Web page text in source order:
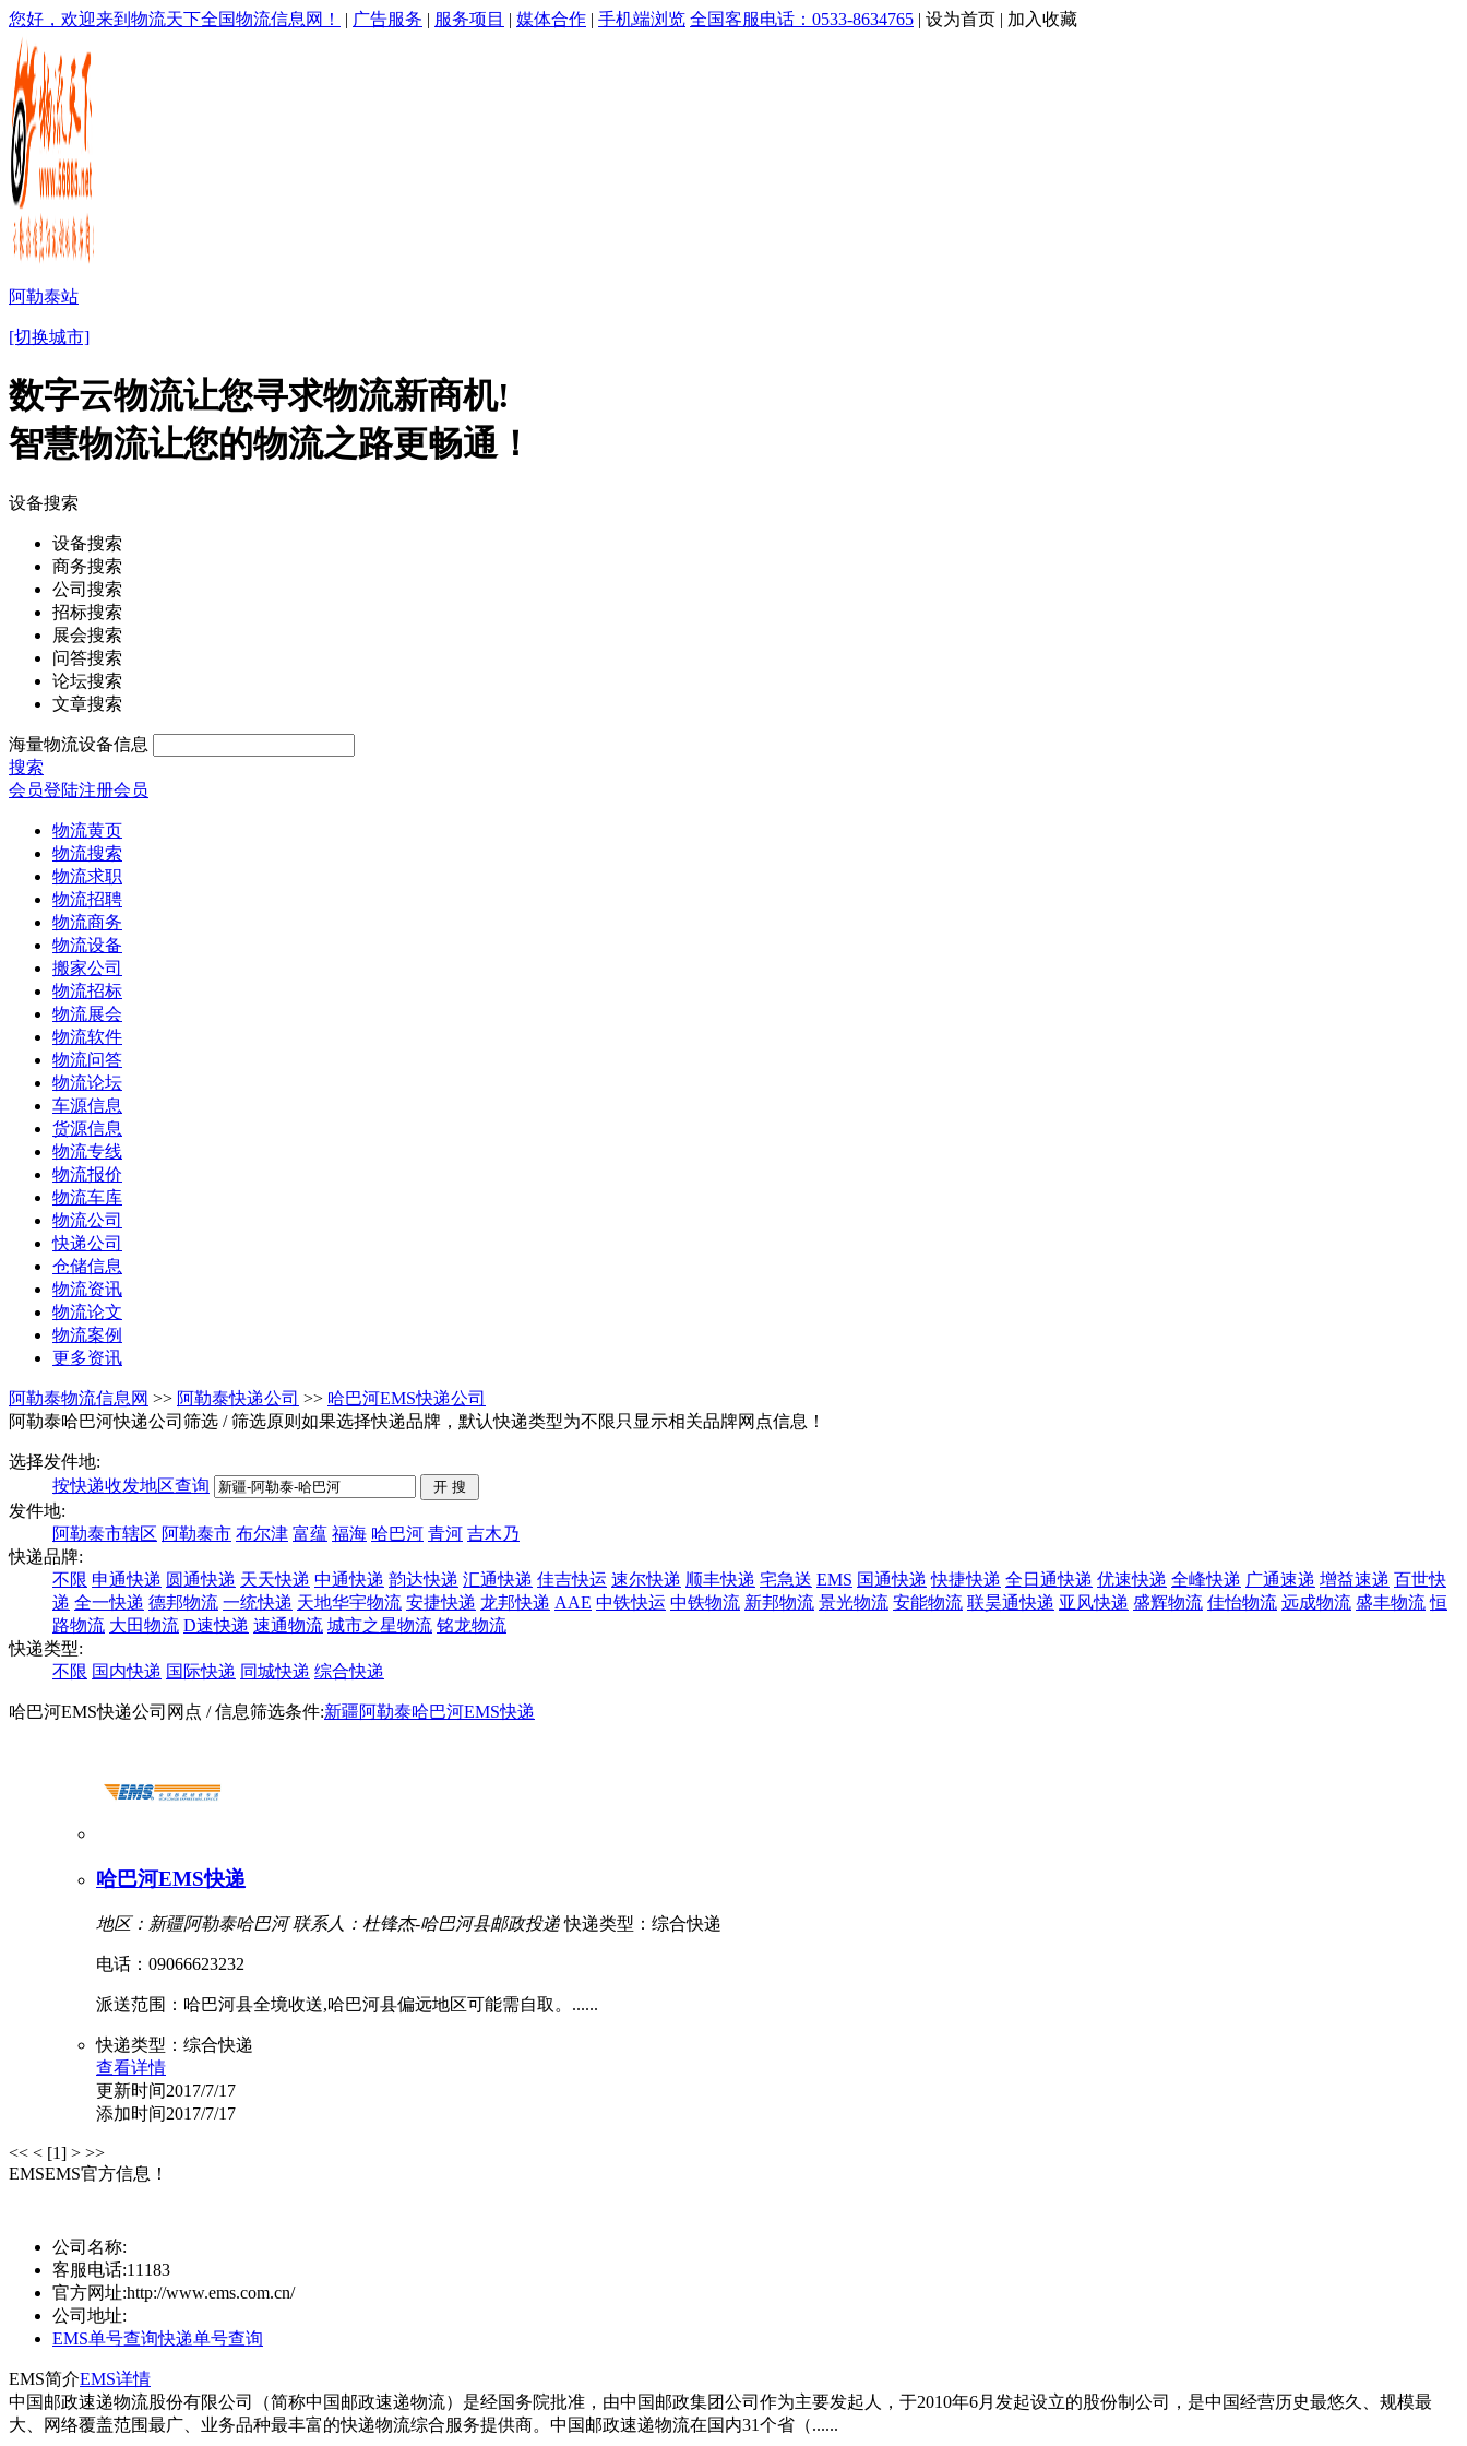
您好，欢迎来到物流天下全国物流信息网！ | 广告服务 | 服务项目 | 媒体合作 | 手机端浏览 全国客服电话：0533-8634765 | 设为首页 | 加入收藏
阿勒泰站
[切换城市]
数字云物流让您寻求物流新商机!
智慧物流让您的物流之路更畅通！
设备搜索
设备搜索
商务搜索
公司搜索
招标搜索
展会搜索
问答搜索
论坛搜索
文章搜索
海量物流设备信息
搜索
会员登陆注册会员
物流黄页
物流搜索
物流求职
物流招聘
物流商务
物流设备
搬家公司
物流招标
物流展会
物流软件
物流问答
物流论坛
车源信息
货源信息
物流专线
物流报价
物流车库
物流公司
快递公司
仓储信息
物流资讯
物流论文
物流案例
更多资讯
阿勒泰物流信息网 >> 阿勒泰快递公司 >> 哈巴河EMS快递公司
阿勒泰哈巴河快递公司筛选 / 筛选原则如果选择快递品牌，默认快递类型为不限只显示相关品牌网点信息！
选择发件地:
按快递收发地区查询
发件地:
阿勒泰市辖区 阿勒泰市 布尔津 富蕴 福海 哈巴河 青河 吉木乃
快递品牌:
不限 申通快递 圆通快递 天天快递 中通快递 韵达快递 汇通快递 佳吉快运 速尔快递 顺丰快递 宅急送 EMS 国通快递 快捷快递 全日通快递 优速快递 全峰快递 广通速递 增益速递 百世快
递 全一快递 德邦物流 一统快递 天地华宇物流 安捷快递 龙邦快递 AAE 中铁快运 中铁物流 新邦物流 景光物流 安能物流 联昊通快递 亚风快递 盛辉物流 佳怡物流 远成物流 盛丰物流 恒
路物流 大田物流 D速快递 速通物流 城市之星物流 铭龙物流
快递类型:
不限 国内快递 国际快递 同城快递 综合快递
哈巴河EMS快递公司网点 / 信息筛选条件:新疆阿勒泰哈巴河EMS快递
哈巴河EMS快递
地区：新疆阿勒泰哈巴河 联系人：杜锋杰-哈巴河县邮政投递 快递类型：综合快递
电话：09066623232
派送范围：哈巴河县全境收送,哈巴河县偏远地区可能需自取。......
快递类型：综合快递
查看详情
更新时间2017/7/17
添加时间2017/7/17
<< < [1] > >>
EMSEMS官方信息！
公司名称:
客服电话:11183
官方网址:http://www.ems.com.cn/
公司地址:
EMS单号查询快递单号查询
EMS简介EMS详情
中国邮政速递物流股份有限公司（简称中国邮政速递物流）是经国务院批准，由中国邮政集团公司作为主要发起人，于2010年6月发起设立的股份制公司，是中国经营历史最悠久、规模最
大、网络覆盖范围最广、业务品种最丰富的快递物流综合服务提供商。中国邮政速递物流在国内31个省（......